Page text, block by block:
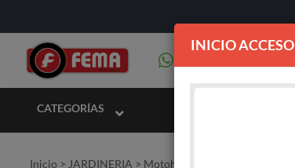
CATEGORÍAS
Inicio > JARDINERIA > Motohoyadora
INICIO ACCESO